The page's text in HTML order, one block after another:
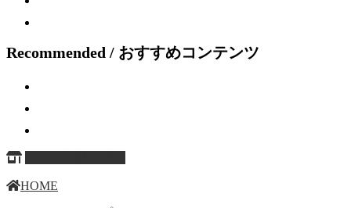
Recommended / おすすめコンテンツ
HOME